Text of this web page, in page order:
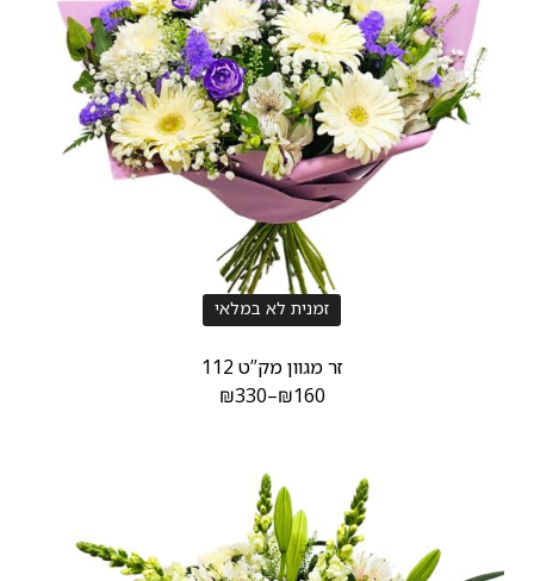
זמנית לא במלאי
זר מגוון מק”ט 112
₪160
–
₪330